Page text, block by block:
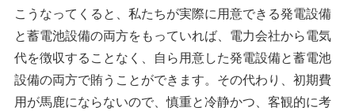
こうなってくると、私たちが実際に用意できる発電設備
と蓄電池設備の両方をもっていれば、電力会社から電気
代を徴収することなく、自ら用意した発電設備と蓄電池
設備の両方で賄うことができます。その代わり、初期費
用が馬鹿にならないので、慎重と冷静かつ、客観的に考